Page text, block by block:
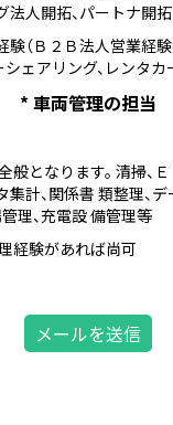
法人開拓、パートナ開拓
験（Ｂ２Ｂ法人営業経験
シェアリング、レンタカ
* 車両管理の担当
般となります。 清掃、Ｅ
集計、関係書 類整理、
理、充電設 備管理等
経験があれば尚可
メールを送信